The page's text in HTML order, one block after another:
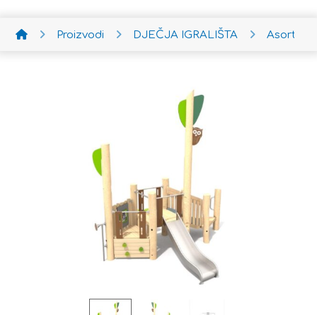
Proizvodi DJEČJA IGRALIŠTA